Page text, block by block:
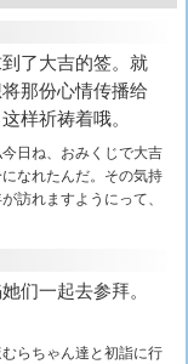
了大吉的签。就
那份心情传播给
样祈祷着哦。
日ね、おみくじで大吉
なれたんだ。その気持
訪れますようにって、
们一起去参拜。
らちゃん達と初詣に行